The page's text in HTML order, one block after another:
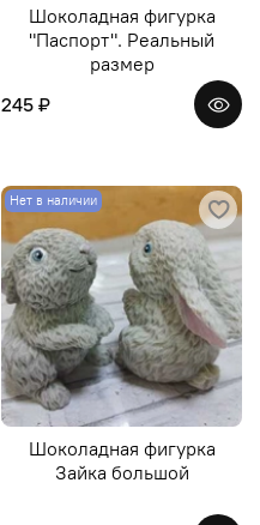
Шоколадная фигурка
"Паспорт". Реальный
размер
245 ₽
Нет в наличии
Шоколадная фигурка
Зайка большой